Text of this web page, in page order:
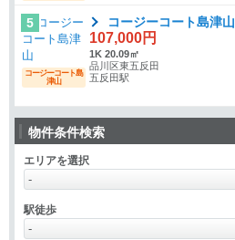
5
コージーコート島
津山
コージーコート島津山
107,000円
1K 20.09㎡
品川区東五反田
五反田駅
物件条件検索
エリアを選択
駅徒歩